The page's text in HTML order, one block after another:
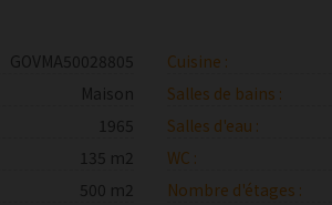
GOVMA50028805
Maison
1965
135 m2
500 m2
Cuisine :
Salles de bains :
Salles d'eau :
WC :
Nombre d'étages :